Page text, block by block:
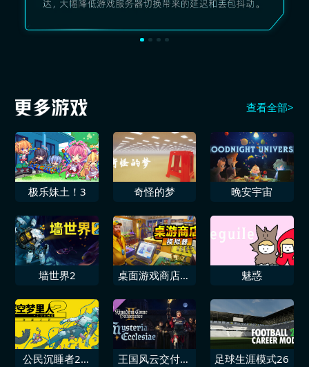
查看全部>
极乐妹土！3 奇怪的梦 晚安宇宙
墙世界2
桌面游戏商店模
魅惑
公民沉睡者2星
王国风云交付战
足球生涯模式26